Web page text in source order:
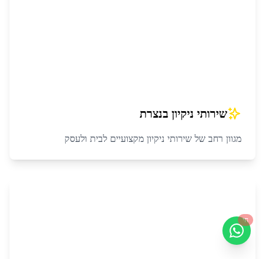
שירותי ניקיון בנצרת
מגוון רחב של שירותי ניקיון מקצועיים לבית ולעסק
חי